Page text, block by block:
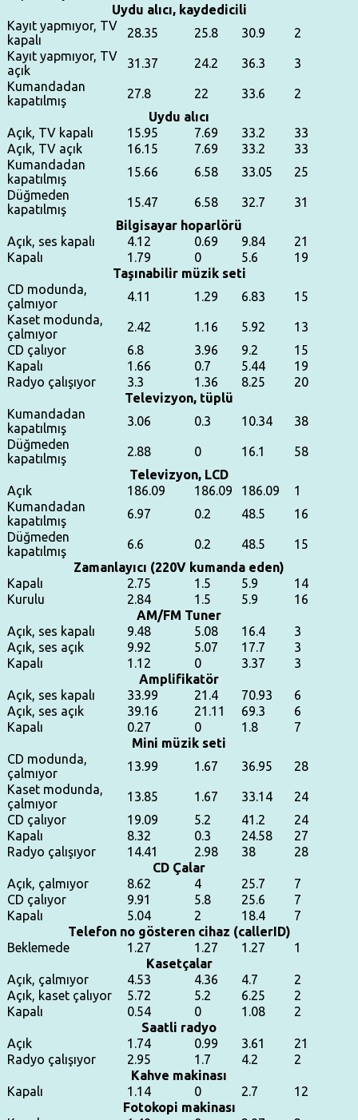
Uydu alıcı, kaydedicili
Kayıt yapmıyor, TV
kapalı
28.35 25.8 30.9
2
Kayıt yapmıyor, TV
açık
31.37 24.2 36.3
3
Kumandadan
kapatılmış
27.8 22 33.6
2
Uydu alıcı
Açık, TV kapalı
15.95 7.69 33.2
33
Açık, TV açık
16.15 7.69 33.2
33
Kumandadan
kapatılmış
15.66 6.58 33.05
25
Düğmeden
kapatılmış
15.47 6.58 32.7
31
Bilgisayar hoparlörü
Açık, ses kapalı
4.12 0.69 9.84
21
Kapalı
1.79 0 5.6
19
Taşınabilir müzik seti
CD modunda,
çalmıyor
4.11 1.29 6.83
15
Kaset modunda,
çalmıyor
2.42 1.16 5.92
13
CD çalıyor
6.8 3.96 9.2
15
Kapalı
1.66 0.7 5.44
19
Radyo çalışıyor
3.3 1.36 8.25
20
Televizyon, tüplü
Kumandadan
kapatılmış
3.06 0.3 10.34
38
Düğmeden
kapatılmış
2.88 0 16.1
58
Televizyon, LCD
Açık
186.09 186.09 186.09
1
Kumandadan
kapatılmış
6.97 0.2 48.5
16
Düğmeden
kapatılmış
6.6 0.2 48.5
15
Zamanlayıcı (220V kumanda eden)
Kapalı
2.75 1.5 5.9
14
Kurulu
2.84 1.5 5.9
16
AM/FM Tuner
Açık, ses kapalı
9.48 5.08 16.4
3
Açık, ses açık
9.92 5.07 17.7
3
Kapalı
1.12 0 3.37
3
Amplifikatör
Açık, ses kapalı
33.99 21.4 70.93
6
Açık, ses açık
39.16 21.11 69.3
6
Kapalı
0.27 0 1.8
7
Mini müzik seti
CD modunda,
çalmıyor
13.99 1.67 36.95
28
Kaset modunda,
çalmıyor
13.85 1.67 33.14
24
CD çalıyor
19.09 5.2 41.2
24
Kapalı
8.32 0.3 24.58
27
Radyo çalışıyor
14.41 2.98 38
28
CD Çalar
Açık, çalmıyor
8.62 4 25.7
7
CD çalıyor
9.91 5.8 25.6
7
Kapalı
5.04 2 18.4
7
Telefon no gösteren cihaz (callerID)
Beklemede
1.27 1.27 1.27
1
Kasetçalar
Açık, çalmıyor
4.53 4.36 4.7
2
Açık, kaset çalıyor
5.72 5.2 6.25
2
Kapalı
0.54 0 1.08
2
Saatli radyo
Açık
1.74 0.99 3.61
21
Radyo çalışıyor
2.95 1.7 4.2
2
Kahve makinası
Kapalı
1.14 0 2.7
12
Fotokopi makinası